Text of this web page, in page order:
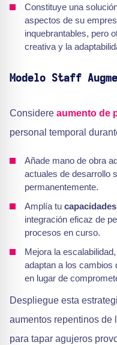
Constituye una
aspectos de su
inquebrantables, pero
creativa y la
Modelo Staff
Considere aumento de
personal temporal
Añade mano de obra
actuales de desarrollo
permanentemente.
Amplía tu
integración eficaz de
procesos en curso.
Mejora la
adaptan a los cambios
en lugar de
Despliegue esta
aumentos repentinos de
para tapar agujeros